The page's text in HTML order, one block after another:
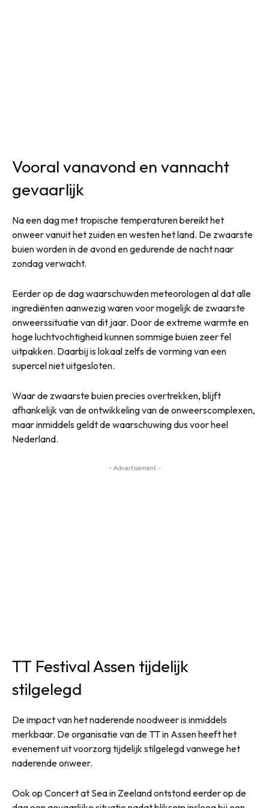
Vooral vanavond en vannacht
gevaarlijk
Na een dag met tropische temperaturen bereikt het
onweer vanuit het zuiden en westen het land. De zwaarste
buien worden in de avond en gedurende de nacht naar
zondag verwacht.
Eerder op de dag waarschuwden meteorologen al dat alle
ingrediënten aanwezig waren voor mogelijk de zwaarste
onweerssituatie van dit jaar. Door de extreme warmte en
hoge luchtvochtigheid kunnen sommige buien zeer fel
uitpakken. Daarbij is lokaal zelfs de vorming van een
supercel niet uitgesloten.
Waar de zwaarste buien precies overtrekken, blijft
afhankelijk van de ontwikkeling van de onweerscomplexen,
maar inmiddels geldt de waarschuwing dus voor heel
Nederland.
- Advertisement -
TT Festival Assen tijdelijk
stilgelegd
De impact van het naderende noodweer is inmiddels
merkbaar. De organisatie van de TT in Assen heeft het
evenement uit voorzorg tijdelijk stilgelegd vanwege het
naderende onweer.
Ook op Concert at Sea in Zeeland ontstond eerder op de